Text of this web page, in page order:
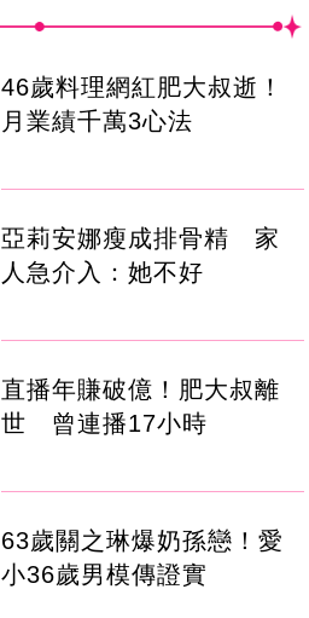
46歲料理網紅肥大叔逝！
月業績千萬3心法
亞莉安娜瘦成排骨精 家
人急介入：她不好
直播年賺破億！肥大叔離
世 曾連播17小時
63歲關之琳爆奶孫戀！愛
小36歲男模傳證實